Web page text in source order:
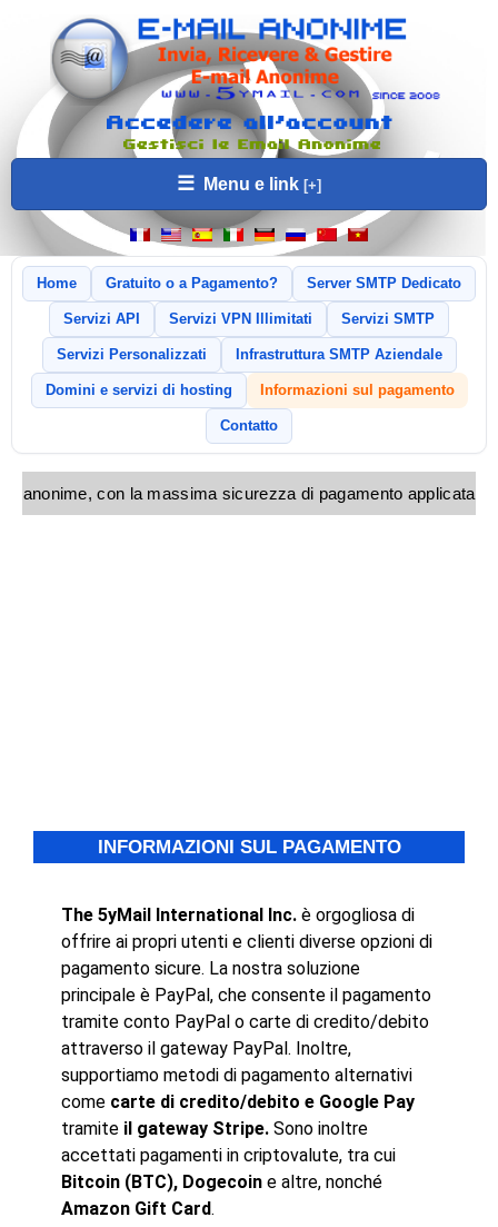
☰ Menu e link
Home Gratuito o a Pagamento? Server SMTP Dedicato
Servizi API Servizi VPN Illimitati Servizi SMTP
Servizi Personalizzati Infrastruttura SMTP Aziendale
Domini e servizi di hosting Informazioni sul pagamento
Contatto
anonime, con la massima sicurezza di pagamento applicata e
INFORMAZIONI SUL PAGAMENTO